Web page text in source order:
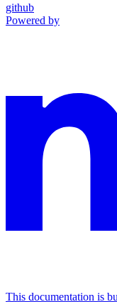
github
Powered by
This documentation is